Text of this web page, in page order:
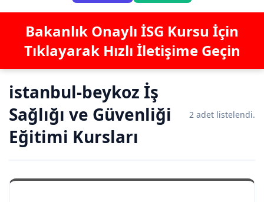
Bakanlık Onaylı İSG Kursu İçin
Tıklayarak Hızlı İletişime Geçin
istanbul-beykoz İş
Sağlığı ve Güvenliği
Eğitimi Kursları
2 adet listelendi.